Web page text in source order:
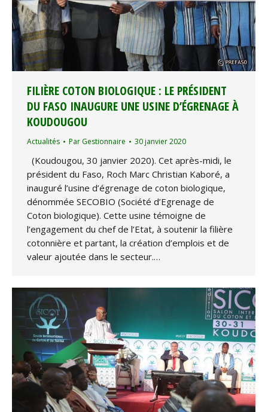
FILIÈRE COTON BIOLOGIQUE : LE PRÉSIDENT
DU FASO INAUGURE UNE USINE D’ÉGRENAGE À
KOUDOUGOU
Actualités Par Gestionnaire 30 janvier 2020
(Koudougou, 30 janvier 2020). Cet après-midi, le
président du Faso, Roch Marc Christian Kaboré, a
inauguré l’usine d’égrenage de coton biologique,
dénommée SECOBIO (Société d’Egrenage de
Coton biologique). Cette usine témoigne de
l’engagement du chef de l’Etat, à soutenir la filière
cotonnière et partant, la création d’emplois et de
valeur ajoutée dans le secteur.…